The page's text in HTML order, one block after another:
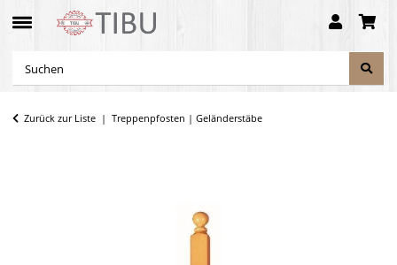
Zurück zur Liste Treppenpfosten | Geländerstäbe